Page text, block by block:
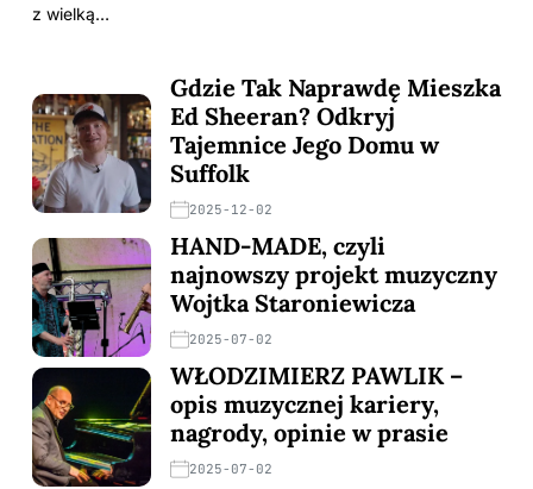
z wielką…
Gdzie Tak Naprawdę Mieszka
Ed Sheeran? Odkryj
Tajemnice Jego Domu w
Suffolk
2025-12-02
HAND-MADE, czyli
najnowszy projekt muzyczny
Wojtka Staroniewicza
2025-07-02
WŁODZIMIERZ PAWLIK –
opis muzycznej kariery,
nagrody, opinie w prasie
2025-07-02